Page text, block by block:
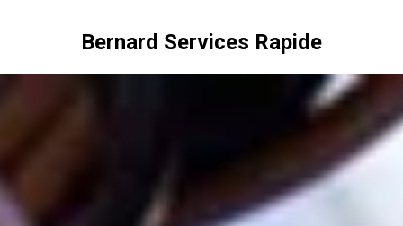
Bernard Services Rapide